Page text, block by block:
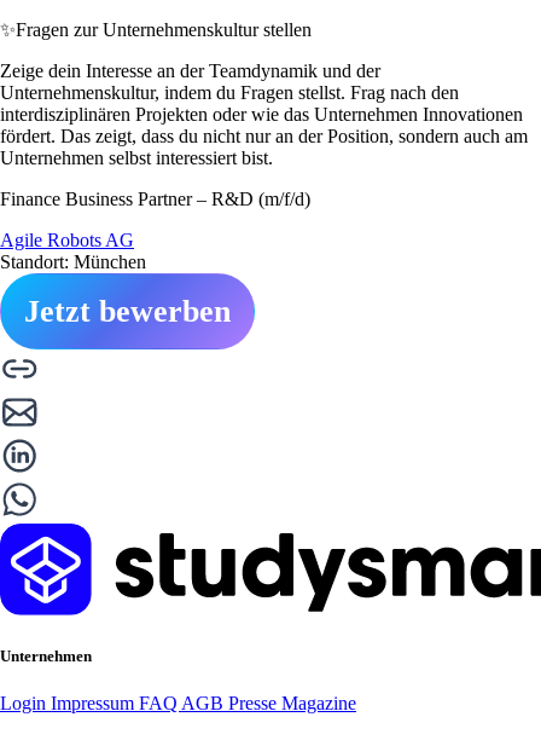
✨Fragen zur Unternehmenskultur stellen
Zeige dein Interesse an der Teamdynamik und der
Unternehmenskultur, indem du Fragen stellst. Frag nach den
interdisziplinären Projekten oder wie das Unternehmen Innovationen
fördert. Das zeigt, dass du nicht nur an der Position, sondern auch am
Unternehmen selbst interessiert bist.
Finance Business Partner – R&D (m/f/d)
Agile Robots AG
Standort: München
Jetzt bewerben
Unternehmen
Login Impressum FAQ AGB Presse Magazine